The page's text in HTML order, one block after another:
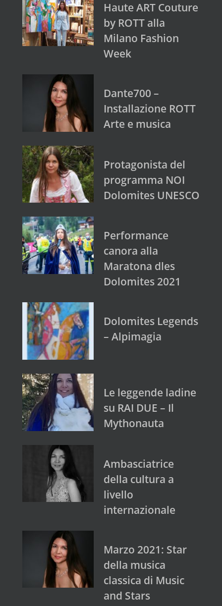
Haute ART Couture
by ROTT alla
Milano Fashion
Week
Dante700 –
Installazione ROTT
Arte e musica
Protagonista del
programma NOI
Dolomites UNESCO
Performance
canora alla
Maratona dles
Dolomites 2021
Dolomites Legends
– Alpimagia
Le leggende ladine
su RAI DUE – Il
Mythonauta
Ambasciatrice
della cultura a
livello
internazionale
Marzo 2021: Star
della musica
classica di Music
and Stars